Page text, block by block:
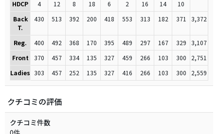
HDCP
4 12 8 18 6 2 16 14
10
Back
T.
430 513 392 200 418 553 313 182 371 3,372
Reg. 400 492 368 170 395 489 297 167 329
3,107
Front
370 457 334 135 327 459 266 103 300
2,751
Ladies 303 457 252 135 327 416 266 103 300 2,559
クチコミの評価
クチコミ件数